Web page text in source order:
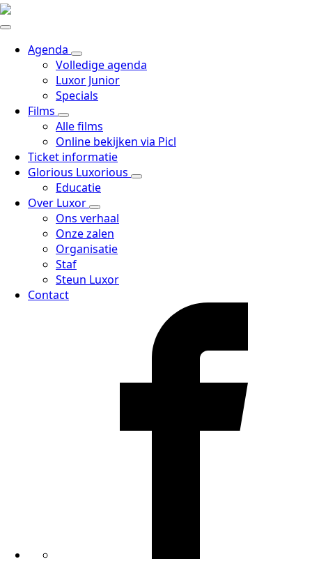
Agenda
Volledige agenda
Luxor Junior
Specials
Films
Alle films
Online bekijken via Picl
Ticket informatie
Glorious Luxorious
Educatie
Over Luxor
Ons verhaal
Onze zalen
Organisatie
Staf
Steun Luxor
Contact